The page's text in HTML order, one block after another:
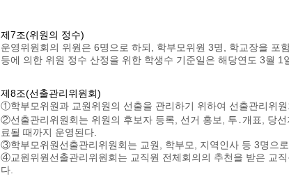
제7조(위원의 정수)
운영위원회의 위원은 6명으로 하되, 학부모위원 3명, 학교장을 포
등에 의한 위원 정수 산정을 위한 학생수 기준일은 해당연도 3월 1
제8조(선출관리위원회)
①학부모위원과 교원위원의 선출을 관리하기 위하여 선출관리위원
②선출관리위원회는 위원의 후보자 등록, 선거 홍보, 투․개표, 당
료될 때까지 운영된다.
③학부모위원선출관리위원회는 교원, 학부모, 지역인사 등 3명으
④교원위원선출관리위원회는 교직원 전체회의의 추천을 받은 교
다.